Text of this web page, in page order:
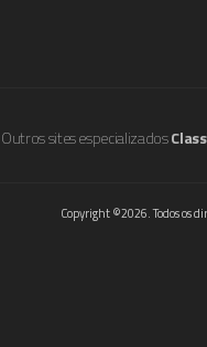
Outros sites especializados
Copyright ©2026. Todos os